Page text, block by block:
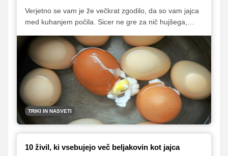
Verjetno se vam je že večkrat zgodilo, da so vam jajca
med kuhanjem počila. Sicer ne gre za nič hujšega,
obliko, a takšnih jajc žal ne moremo uporabiti za
velikonočne pirhe. Zato je dobro, da to poskušamo
preprečiti. Pri tem si lahko pomagamo z zelo
preprostim trikom, ki vam ga razkrivamo v
TRIKI IN NASVETI
10 živil, ki vsebujejo več beljakovin kot jajca